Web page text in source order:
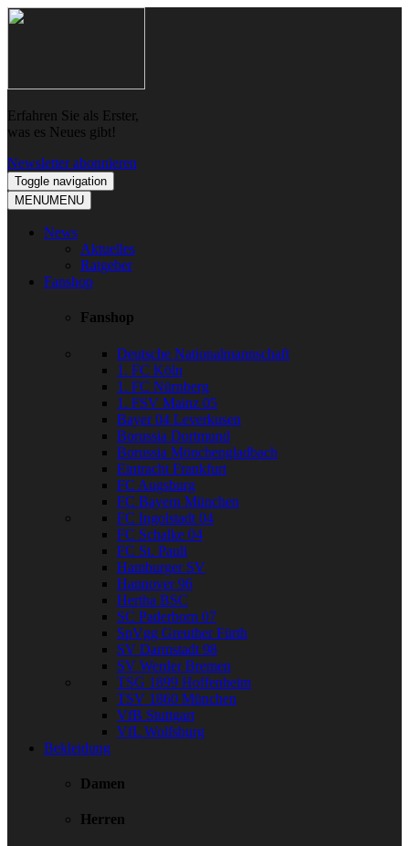
Skip
Skip
Erfahren Sie als Erster,
was es Neues gibt!
Newsletter abonnieren
Toggle navigation
MENUMENU
News
Aktuelles
Ratgeber
Fanshop
Fanshop
Deutsche Nationalmannschaft
1. FC Köln
1. FC Nürnberg
1. FSV Mainz 05
Bayer 04 Leverkusen
Borussia Dortmund
Borussia Mönchengladbach
Eintracht Frankfurt
FC Augsburg
FC Bayern München
FC Ingolstadt 04
FC Schalke 04
FC St. Pauli
Hamburger SV
Hannover 96
Hertha BSC
SC Paderborn 07
SpVgg Greuther Fürth
SV Darmstadt 98
SV Werder Bremen
TSG 1899 Hoffenheim
TSV 1860 München
VfB Stuttgart
VfL Wolfsburg
Bekleidung
Damen
Herren